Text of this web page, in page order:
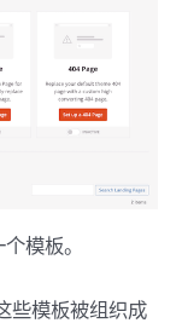
模板。
些模板被组织成